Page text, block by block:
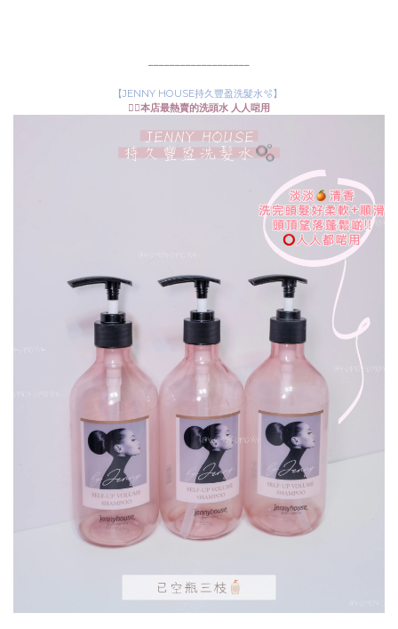
【JENNY HOUSE持久豐盈洗髮水🫧】
👉🏻本店最熱賣的洗頭水 人人啱用